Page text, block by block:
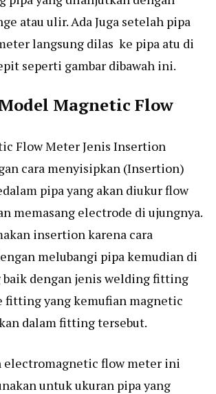
atau ulir. Ada Juga setelah pipa
langsung dilas ke pipa atu di
seperti gambar dibawah ini.
Magnetic Flow
Flow Meter Jenis Insertion
cara menyisipkan (Insertion)
pipa yang akan diukur flow
memasang electrode di ujungnya.
insertion karena cara
melubangi pipa kemudian di
dengan jenis welding fitting
fitting yang kemufian magnetic
dalam fitting tersebut.
electromagnetic flow meter ini
untuk ukuran pipa yang